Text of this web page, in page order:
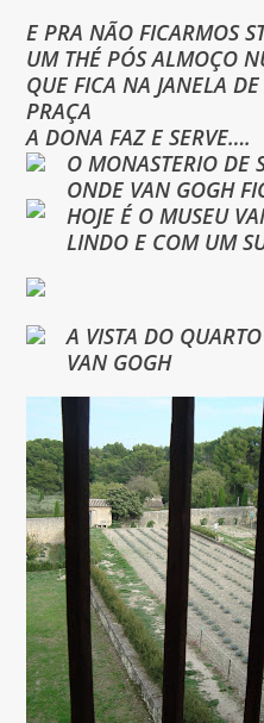
E PRA NÃO FICARMOS
UM THÉ PÓS ALMOÇO
QUE FICA NA JANELA
PRAÇA
A DONA FAZ E SERVE….
O MONASTERIO DE
ONDE VAN GOGH
HOJE É O MUSEU
LINDO E COM UM
A VISTA DO
VAN GOGH